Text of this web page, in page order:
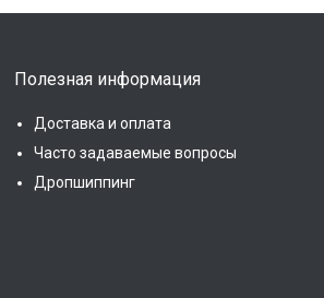
Полезная информация
Доставка и оплата
Часто задаваемые вопросы
Дропшиппинг